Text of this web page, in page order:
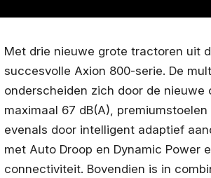
Met drie nieuwe grote tractoren uit
succesvolle Axion 800-serie. De
onderscheiden zich door de
maximaal 67 dB(A),
evenals door intelligent adaptief
met Auto Droop en Dynamic Power
connectiviteit. Bovendien is in